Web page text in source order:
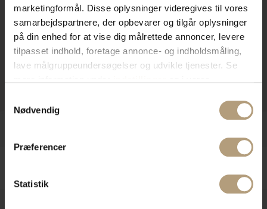
marketingformål. Disse oplysninger videregives til vores
samarbejdspartnere, der opbevarer og tilgår oplysninger
på din enhed for at vise dig målrettede annoncer, levere
tilpasset indhold, foretage annonce- og indholdsmåling,
lave målgruppeundersøgelser og udvikle tjenester. Se
tilbage eller ændre indstillinger fra vores
"Cookiedeklaration", eller ved at trykke på "Privacy
Indsamle præcise oplysninger om din placering,
Nødvendig
Præferencer
Statistik